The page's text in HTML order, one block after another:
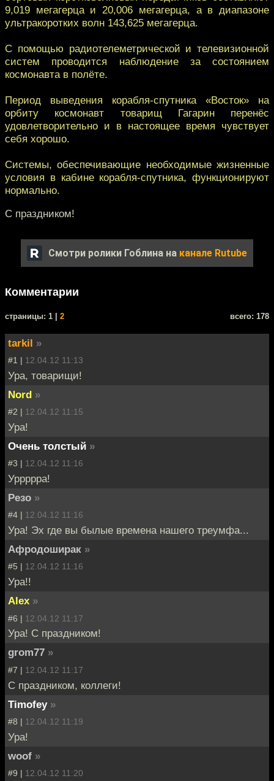
9,019 мегагерца и 20,006 мегагерца, а в диапазоне
ультракоротких волн 143,625 мегагерца.
С помощью радиотелеметрической и телевизионной
систем проводится наблюдение за состоянием
космонавта в полёте.
Период выведения корабля-спутника «Восток» на
орбиту космонавт товарищ Гагарин перенёс
удовлетворительно и в настоящее время чувствует
себя хорошо.
Системы, обеспечивающие необходимые жизненные
условия в кабине корабля-спутника, функционируют
нормально.
C праздником!
Смотри ролики Гоблина на канале Rutube
Комментарии
cтраницы: 1 | 2 всего: 178
tarkil »
#1 | 12.04.12 11:13
Ура, товарищи!
Nord »
#2 | 12.04.12 11:15
Ура!
Очень толстый »
#3 | 12.04.12 11:16
Уррррра!
Резо »
#4 | 12.04.12 11:16
Ура! Эх где вы былые времена нашего треумфа...
Афродоширак »
#5 | 12.04.12 11:16
Ура!!
Alex »
#6 | 12.04.12 11:17
Ура! С праздником!
grom77 »
#7 | 12.04.12 11:17
С праздником, коллеги!
Timofey »
#8 | 12.04.12 11:19
Ура!
woof »
#9 | 12.04.12 11:20